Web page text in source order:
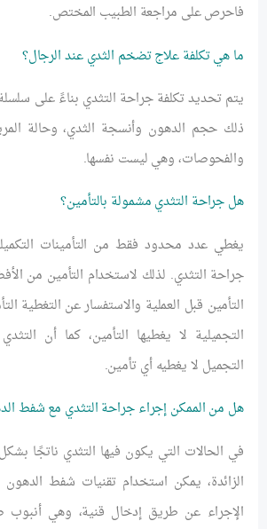
فاحرص على مراجعة الطبيب المختص.
ما هي تكلفة علاج تضخم الثدي عند الرجال؟
يتم تحديد تكلفة جراحة التثدي بناءً على سلسلة
ذلك حجم الدهون وأنسجة الثدي، وحالة
والفحوصات، وهي ليست نفسها.
هل جراحة التثدي مشمولة بالتأمين؟
يغطي عدد محدود فقط من التأمينات
جراحة التثدي. لذلك لاستخدام التأمين من
التأمين قبل العملية والاستفسار عن التغطية
التجميلية لا يغطيها التأمين، كما أن
التجميل لا يغطيه أي تأمين.
هل من الممكن إجراء جراحة التثدي مع شفط
في الحالات التي يكون فيها التثدي ناتجًا
الزائدة، يمكن استخدام تقنيات شفط الدهون
الإجراء عن طريق إدخال قنية، وهي أنبوب